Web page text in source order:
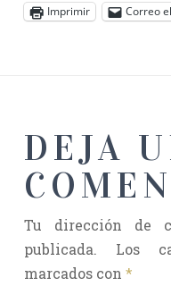
Imprimir Correo
DEJA
Tu dirección de
publicada.
Los
marcados con *